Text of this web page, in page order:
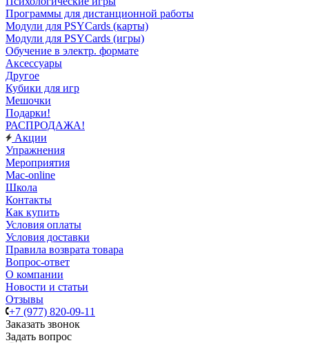
Программы для дистанционной работы
Модули для PSYCards (карты)
Модули для PSYCards (игры)
Обучение в электр. формате
Аксессуары
Другое
Кубики для игр
Мешочки
Подарки!
РАСПРОДАЖА!
Акции
Упражнения
Мероприятия
Mac-online
Школа
Контакты
Как купить
Условия оплаты
Условия доставки
Правила возврата товара
Вопрос-ответ
О компании
Новости и статьи
Отзывы
+7 (977) 820-09-11
Заказать звонок
Задать вопрос